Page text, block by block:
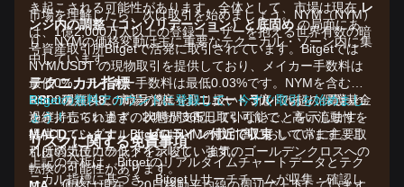
き起こされる可能性があります。全体として、市場は現在レ
ンジ内の調整（コンソリデーション）と底固め の局面にあ
り、NYMの価格変動は主に重要なテクニカル・ゾーン内に集
中しています。
テクニカル指標
RSI：現在48。市場の勢いはニュートラルであり、買われ
過ぎ／売られ過ぎの状態が支配していないことを示します。
MACD：シグナルはゼロライン付近で収束しています。こ
れは弱気圧力の低下を示唆し、強気のゴールデンクロスへの
転換の可能性があります。
市場を理解したら、次は取引を始めましょう。NYM（NYM）
は、1億2,000万人以上の登録ユーザーを抱える世界有数の暗
号資産取引所Bitgetで活発に取引されています。Bitgetでは
NYM/USDT の現物取引を提供しており、メイカー手数料は
最低0%、テイカー手数料は最低0.03%です。NYMを含む
1,300種類以上の暗号資産を取り扱い、3億ドル超の保護基金
を維持しています。24時間365日取引可能で、高い流動性を
提供しています。BitgetはNYMの取引高において常に主要取
引所の上位にランクインしています。
Bitgetの無料アカウントに登録して、今すぐ取引を始めまし
ょう！
リスクに関する免責事項
上記の分析は、Bitgetのリアルタイムチャートデータとテク
ニカル指標に基づき、Bitgetリサーチチームが収集・確認し